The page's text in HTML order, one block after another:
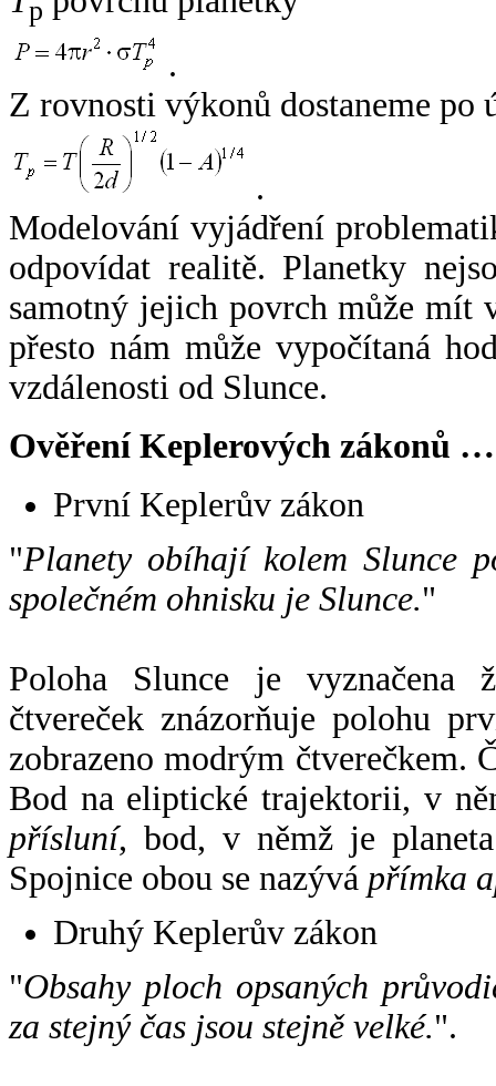
p
.
Z rovnosti výkonů dostaneme po
.
Modelování vyjádření
odpovídat realitě. Planetky
samotný jejich povrch může mít
přesto nám může vypočítaná
vzdálenosti od Slunce.
Ověření Keplerových zákonů …
První Keplerův zákon
"Planety obíhají kolem Slunce
společném ohnisku je Slunce."
Poloha Slunce je vyznačena
čtvereček znázorňuje polohu
zobrazeno modrým čtverečkem.
Bod na eliptické trajektorii, v
přísluní, bod, v němž je
Spojnice obou se nazývá přímka
Druhý Keplerův zákon
"Obsahy ploch opsaných
za stejný čas jsou stejně velké.".